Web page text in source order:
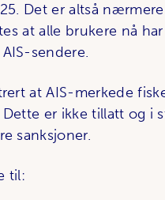
Det er altså
at alle brukere nå
sendere.
at AIS-merkede
er ikke tillatt og i
sanksjoner.
til: